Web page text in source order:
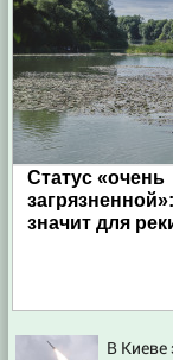
Статус «очень
значит для
В Киеве